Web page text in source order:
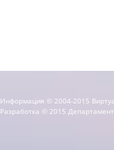
Информация © 2004-2015
Разработка © 2015